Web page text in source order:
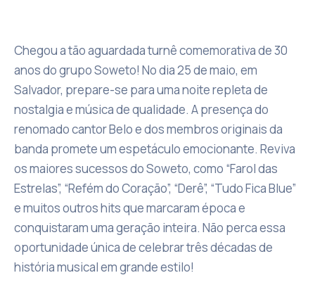
Chegou a tão aguardada turnê comemorativa de 30
anos do grupo Soweto! No dia 25 de maio, em
Salvador, prepare-se para uma noite repleta de
nostalgia e música de qualidade. A presença do
renomado cantor Belo e dos membros originais da
banda promete um espetáculo emocionante. Reviva
os maiores sucessos do Soweto, como “Farol das
Estrelas”, “Refém do Coração”, “Derê”, “Tudo Fica Blue”
e muitos outros hits que marcaram época e
conquistaram uma geração inteira. Não perca essa
oportunidade única de celebrar três décadas de
história musical em grande estilo!